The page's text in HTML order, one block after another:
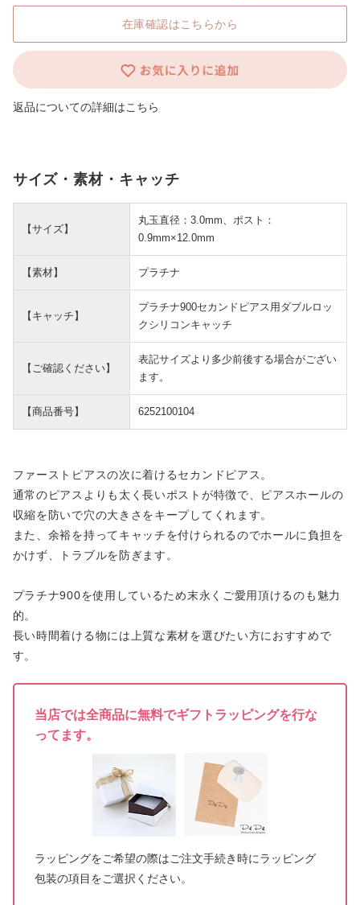
在庫確認はこちらから
返品についての詳細はこちら
サイズ・素材・キャッチ
【サイズ】
丸玉直径：3.0mm、ポスト：
0.9mm×12.0mm
【素材】 プラチナ
【キャッチ】
プラチナ900セカンドピアス用ダブルロッ
クシリコンキャッチ
【ご確認ください】
表記サイズより多少前後する場合がござい
ます。
【商品番号】 6252100104
ファーストピアスの次に着けるセカンドピアス。
通常のピアスよりも太く長いポストが特徴で、ピアスホールの
収縮を防いで穴の大きさをキープしてくれます。
また、余裕を持ってキャッチを付けられるのでホールに負担を
かけず、トラブルを防ぎます。
プラチナ900を使用しているため末永くご愛用頂けるのも魅力
的。
長い時間着ける物には上質な素材を選びたい方におすすめで
す。
当店では全商品に無料でギフトラッピングを行な
ってます。
ラッピングをご希望の際はご注文手続き時にラッピング
包装の項目をご選択ください。